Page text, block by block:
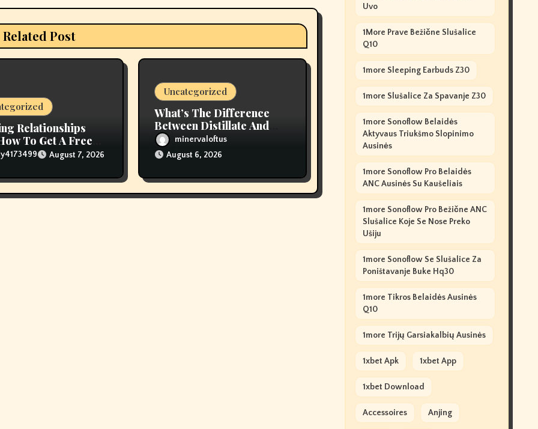
Related Post
Relationships
To Get A Free
August 7, 2026
Uncategorized
What’s The Difference
Between Distillate And
Live Resin Cartridges?
minervaloftus
August 6, 2026
Uvo
1More Prave Bežične Slušalice
Q10
1more Sleeping Earbuds Z30
1more Slušalice Za Spavanje Z30
1more Sonoflow Belaidės
Aktyvaus Triukšmo Slopinimo
Ausinės
1more Sonoflow Pro Belaidės
ANC Ausinės Su Kaušeliais
1more Sonoflow Pro Bežične ANC
Slušalice Koje Se Nose Preko
Ušiju
1more Sonoflow Se Slušalice Za
Poništavanje Buke Hq30
1more Tikros Belaidės Ausinės
Q10
1more Trijų Garsiakalbių Ausinės
1xbet Apk 1xbet App
1xbet Download
Accessoires Anjing